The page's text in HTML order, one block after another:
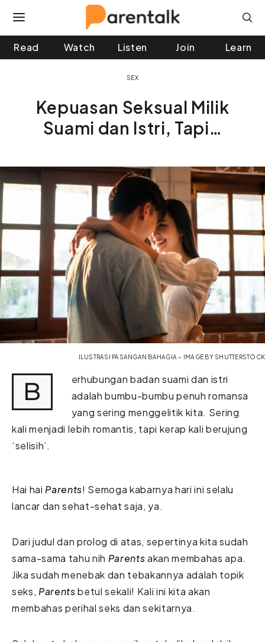
Read Watch Listen Join Learn
SEX
Kepuasan Seksual Milik
Suami dan Istri, Tapi…
ILUSTRASI PASANGAN BAHAGIA – IMAGE BY SHUTTERSTOCK
B
erhubungan badan suami dan istri
adalah bumbu-bumbu penuh romansa
yang sering menggelitik kita. Sering
kali menjadi lebih romantis, tapi kerap kali berujung
‘selisih’.
Hai haiParents! Semoga kabarnya hari ini selalu
lancar dan sehat-sehat saja, ya.
Dari judul dan prolog di atas, sepertinya kita sudah
sama-sama tahu nih Parentsakan membahas apa.
Jika sudah menebak dan tebakannya adalah topik
seks,Parentsbetul sekali! Kali ini kita akan
membahas perihal seks dan sekitarnya.